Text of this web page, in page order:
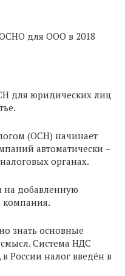
для ООО в 2018
для юридических лиц
(ОСН) начинает
автоматически –
органах.
на добавленную
компания.
знать основные
смысл. Система НДС
России налог введён в